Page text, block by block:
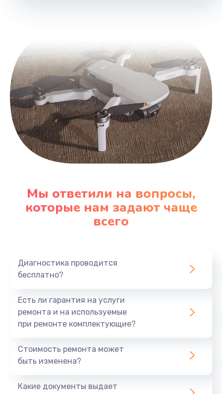
Мы ответили на вопросы,
которые нам задают чаще
всего
Диагностика проводится
бесплатно?
Есть ли гарантия на услуги
ремонта и на используемые
при ремонте комплектующие?
Стоимость ремонта может
быть изменена?
Какие документы выдает